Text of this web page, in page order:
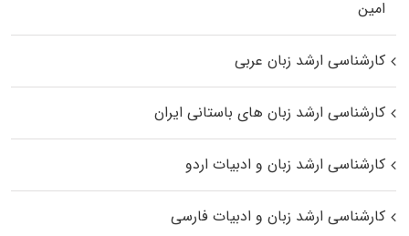
اﻣﻴﻦ
کارشناسی ارشد زبان عربی
کارشناسی ارشد زبان‌ های باستانی ایران
کارشناسی ارشد زبان و ادبیات اردو
کارشناسی ارشد زبان و ادبیات فارسی